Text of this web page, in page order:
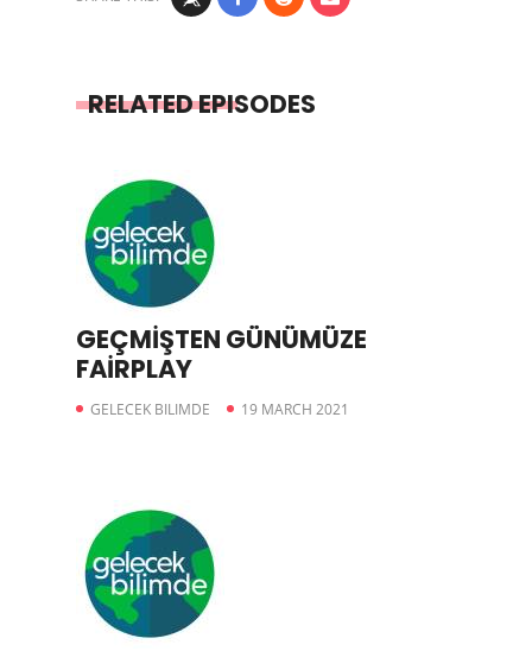
RELATED EPISODES
GEÇMİŞTEN GÜNÜMÜZE
FAİRPLAY
GELECEK BILIMDE 19 MARCH 2021